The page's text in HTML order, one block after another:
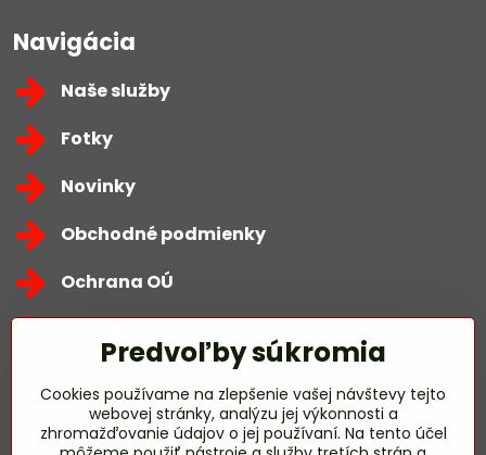
Navigácia
Naše služby
Fotky
Novinky
Obchodné podmienky
Ochrana OÚ
Zavoláme Vám späť
Váš telefón*
Predvoľby súkromia
Cookies používame na zlepšenie vašej návštevy tejto
webovej stránky, analýzu jej výkonnosti a
zhromažďovanie údajov o jej používaní. Na tento účel